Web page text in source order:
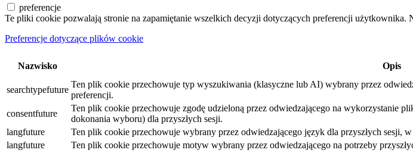
preferencje
Te pliki cookie pozwalają stronie na zapamiętanie wszelkich decyzji dotyczących preferencji użytkownika.
Preferencje dotyczące plików cookie
Nazwisko Opis
searchtypefuture
Ten plik cookie przechowuje typ wyszukiwania (klasyczne lub AI) wybrany przez
preferencji.
consentfuture
Ten plik cookie przechowuje zgodę udzieloną przez odwiedzającego na wykorzystanie
dokonania wyboru) dla przyszłych sesji.
langfuture
Ten plik cookie przechowuje wybrany przez odwiedzającego język dla przyszłych sesji,
langfuture
Ten plik cookie przechowuje motyw wybrany przez odwiedzającego na potrzeby